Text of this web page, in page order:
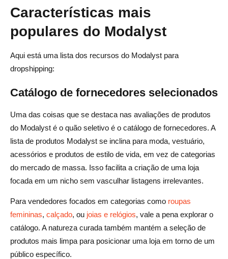
Características mais
populares do Modalyst
Aqui está uma lista dos recursos do Modalyst para
dropshipping:
Catálogo de fornecedores selecionados
Uma das coisas que se destaca nas avaliações de produtos
do Modalyst é o quão seletivo é o catálogo de fornecedores. A
lista de produtos Modalyst se inclina para moda, vestuário,
acessórios e produtos de estilo de vida, em vez de categorias
do mercado de massa. Isso facilita a criação de uma loja
focada em um nicho sem vasculhar listagens irrelevantes.
Para vendedores focados em categorias como roupas
femininas, calçado, ou joias e relógios, vale a pena explorar o
catálogo. A natureza curada também mantém a seleção de
produtos mais limpa para posicionar uma loja em torno de um
público específico.